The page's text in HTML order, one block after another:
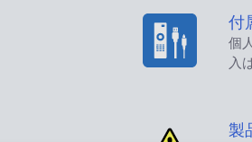
付
個
入
製